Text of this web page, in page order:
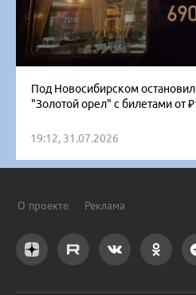
Под Новосибирском
"Золотой орел" с билетами от
19:12, 31.07.2026
О проекте Реклама